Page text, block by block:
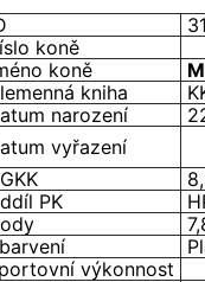
koně
koně
kniha
narození
vyřazení
PK
výkonnost